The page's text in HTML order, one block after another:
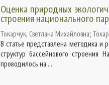
Оценка природных
строения национального
Токарчук, Светлана Михайловна;
В статье представлена методика и
структур бассейнового строения
проводилось на ...